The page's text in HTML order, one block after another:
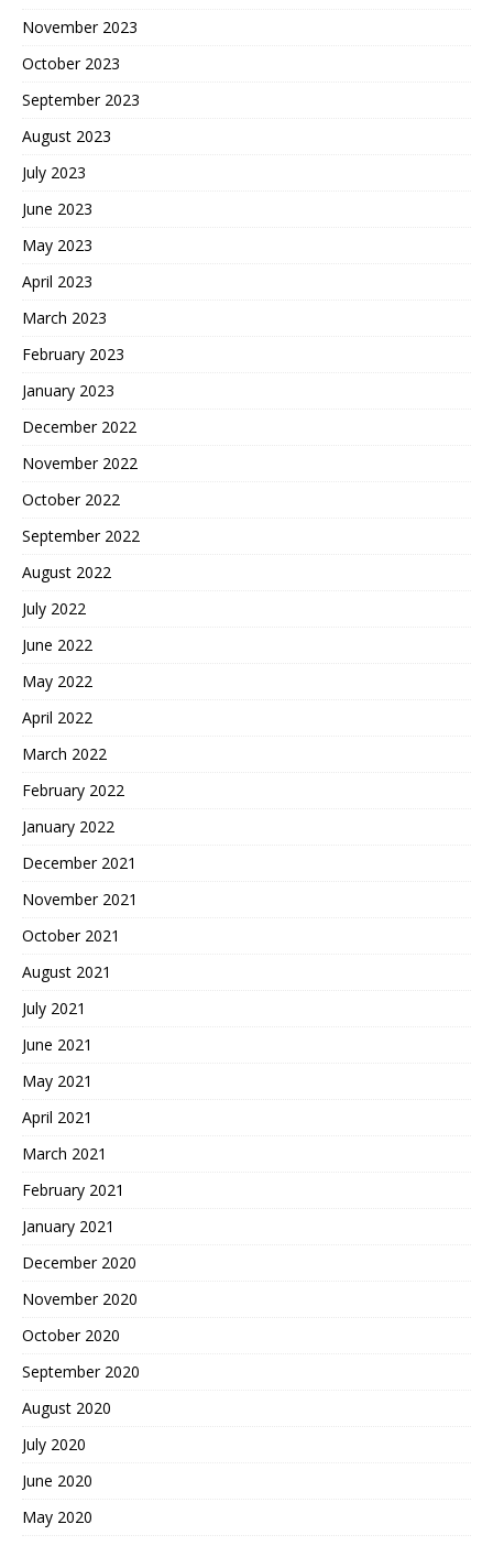
November 2023
October 2023
September 2023
August 2023
July 2023
June 2023
May 2023
April 2023
March 2023
February 2023
January 2023
December 2022
November 2022
October 2022
September 2022
August 2022
July 2022
June 2022
May 2022
April 2022
March 2022
February 2022
January 2022
December 2021
November 2021
October 2021
August 2021
July 2021
June 2021
May 2021
April 2021
March 2021
February 2021
January 2021
December 2020
November 2020
October 2020
September 2020
August 2020
July 2020
June 2020
May 2020